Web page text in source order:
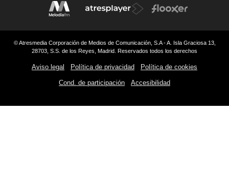
© Atresmedia Corporación de Medios de Comunicación, S.A - A. Isla Graciosa 13,
28703, S.S. de los Reyes, Madrid. Reservados todos los derechos
Aviso legal Política de privacidad Política de cookies
Cond. de participación Accesibilidad